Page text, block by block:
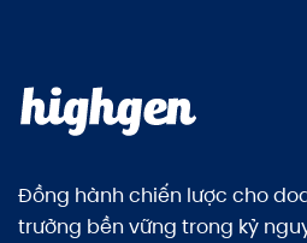
Đồng hành chiến lược cho
trưởng bền vững trong kỷ